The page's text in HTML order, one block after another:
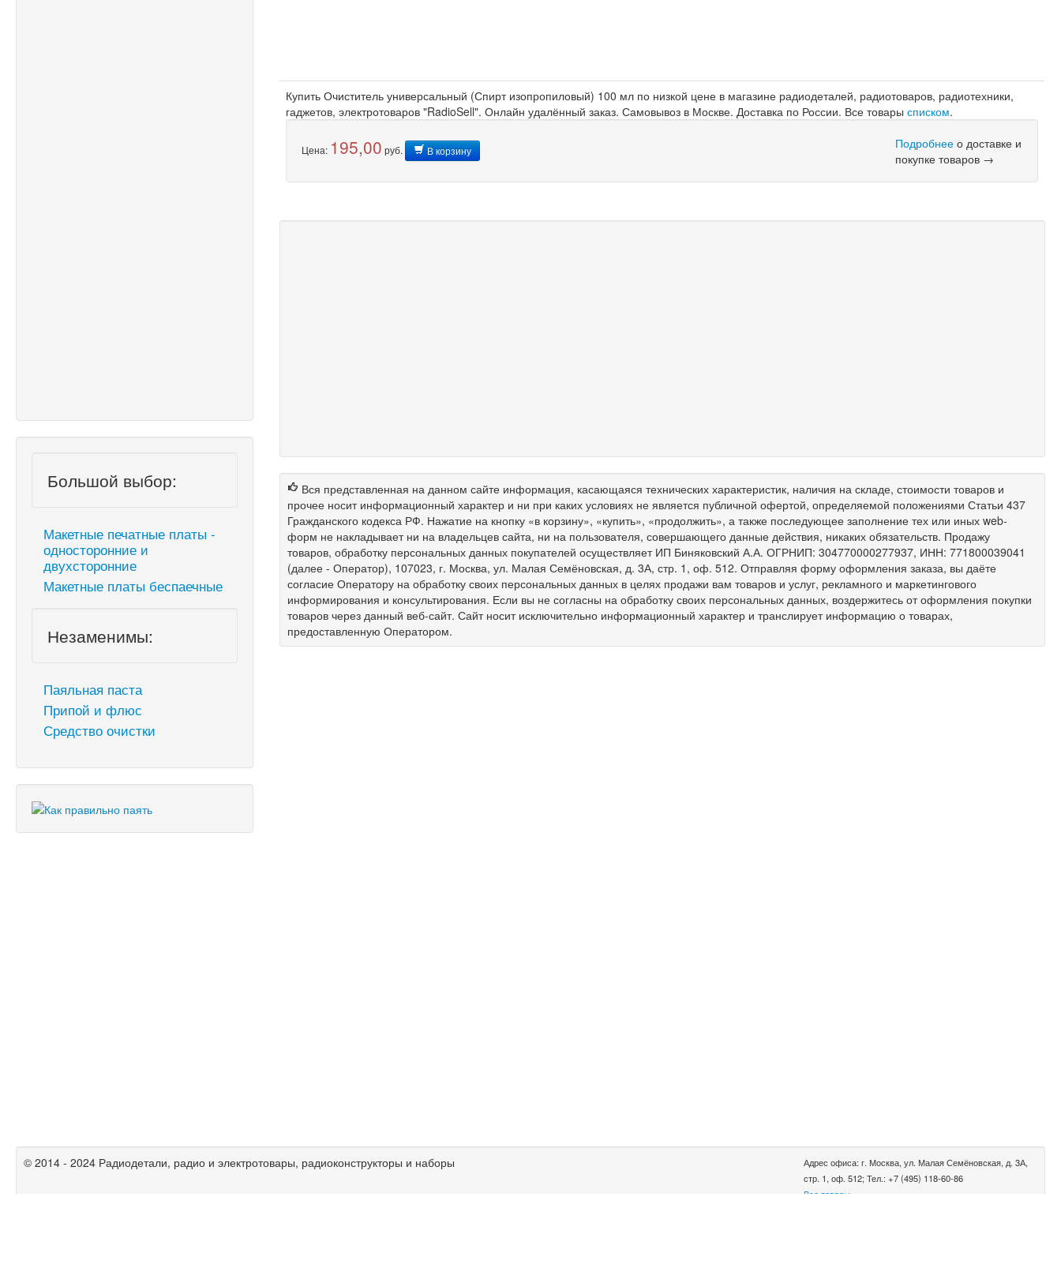
Большой выбор:
Макетные печатные платы -
односторонние и
двухсторонние
Макетные платы беспаечные
Незаменимы:
Паяльная паста
Припой и флюс
Средство очистки
Купить Очиститель универсальный (Спирт изопропиловый) 100 мл по низкой цене в магазине радиодеталей, радиотоваров, радиотехники,
гаджетов, электротоваров "RadioSell". Онлайн удалённый заказ. Самовывоз в Москве. Доставка по России. Все товарысписком.
Цена: 195,00 руб. В корзину Подробнее о доставке и
покупке товаров →
Вся представленная на данном сайте информация, касающаяся технических характеристик, наличия на складе, стоимости товаров и
прочее носит информационный характер и ни при каких условиях не является публичной офертой, определяемой положениями Статьи 437
Гражданского кодекса РФ. Нажатие на кнопку «в корзину», «купить», «продолжить», а также последующее заполнение тех или иных web-
форм не накладывает ни на владельцев сайта, ни на пользователя, совершающего данные действия, никаких обязательств. Продажу
товаров, обработку персональных данных покупателей осуществляет ИП Биняковский А.А. ОГРНИП: 304770000277937, ИНН: 771800039041
(далее - Оператор), 107023, г. Москва, ул. Малая Семёновская, д. 3А, стр. 1, оф. 512. Отправляя форму оформления заказа, вы даёте
согласие Оператору на обработку своих персональных данных в целях продажи вам товаров и услуг, рекламного и маркетингового
информирования и консультирования. Если вы не согласны на обработку своих персональных данных, воздержитесь от оформления покупки
товаров через данный веб-сайт. Сайт носит исключительно информационный характер и транслирует информацию о товарах,
предоставленную Оператором.
© 2014 - 2024 Радиодетали, радио и электротовары, радиоконструкторы и наборы
Адрес офиса: г. Москва, ул. Малая Семёновская, д. 3А,
стр. 1, оф. 512; Тел.: +7 (495) 118-60-86
Все товары